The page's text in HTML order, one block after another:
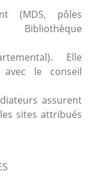
(MDS, pôles
Elle
avec le conseil
assurent
sites attribués